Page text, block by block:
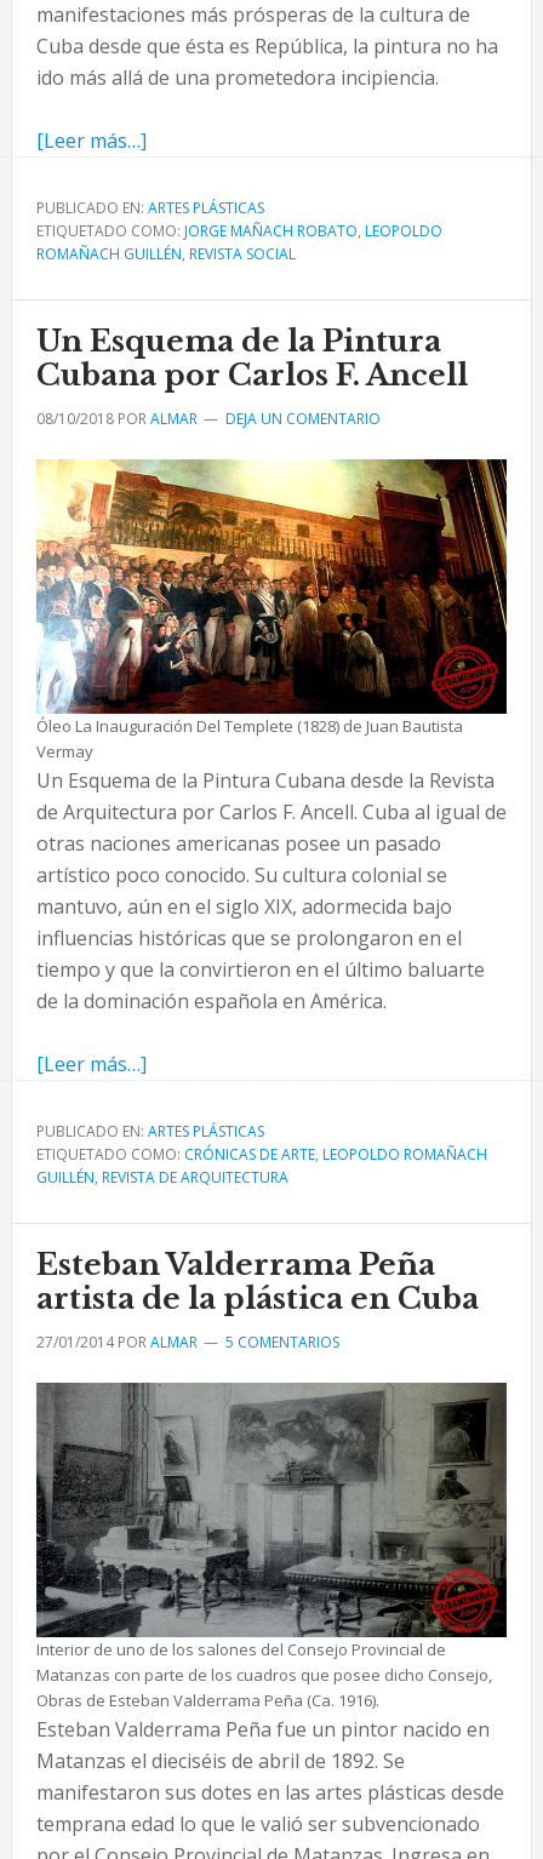
manifestaciones más prósperas de la cultura de
Cuba desde que ésta es República, la pintura no ha
ido más allá de una prometedora incipiencia.
[Leer más…]acerca
La
Pintura
y
la
en
Cuba
desde
1902
PUBLICADO EN: ARTES PLÁSTICAS
ETIQUETADO COMO: JORGE MAÑACH ROBATO, LEOPOLDO
ROMAÑACH GUILLÉN, REVISTA SOCIAL
Un Esquema de la Pintura
Cubana por Carlos F. Ancell
08/10/2018PORALMAR DEJA UN COMENTARIO
Óleo La Inauguración Del Templete (1828) de Juan Bautista
Vermay
Un Esquema de la Pintura Cubana desde la Revista
de Arquitectura por Carlos F. Ancell. Cuba al igual de
otras naciones americanas posee un pasado
artístico poco conocido. Su cultura colonial se
mantuvo, aún en el siglo XIX, adormecida bajo
influencias históricas que se prolongaron en el
tiempo y que la convirtie­ron en el último baluarte
de la dominación es­pañola en América.
[Leer más…]acerca
Un
Esquema
de
la
Pintura
Cubana
por
Carlos
F.
Ancell
PUBLICADO EN: ARTES PLÁSTICAS
ETIQUETADO COMO: CRÓNICAS DE ARTE, LEOPOLDO ROMAÑACH
GUILLÉN, REVISTA DE ARQUITECTURA
Esteban Valderrama Peña
artista de la plástica en Cuba
27/01/2014PORALMAR 5 COMENTARIOS
Interior de uno de los salones del Consejo Provincial de
Matanzas con parte de los cuadros que posee dicho Consejo,
Obras de Esteban Valderrama Peña (Ca. 1916).
Esteban Valderrama Peña fue un pintor nacido en
Matanzas el dieciséis de abril de 1892. Se
manifestaron sus dotes en las artes plásticas desde
temprana edad lo que le valió ser subvencionado